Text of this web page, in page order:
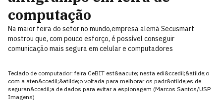
computação
Na maior feira do setor no mundo,empresa alemã Secusmart
mostrou que, com pouco esforço, é possível conseguir
comunicação mais segura em celular e computadores
Teclado de computador: feira CeBIT est&aacute; nesta edi&ccedil;&atilde;o
com a aten&ccedil;&atilde;o voltada para melhorar os padr&otilde;es de
seguran&ccedil;a de dados para evitar a espionagem (Marcos Santos/USP
Imagens)